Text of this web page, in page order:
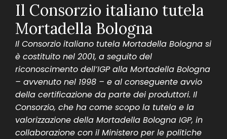
Il Consorzio italiano tutela
Mortadella Bologna
Il Consorzio italiano tutela Mortadella Bologna si
è costituito nel 2001, a seguito del
riconoscimento dell’IGP alla Mortadella Bologna
– avvenuto nel 1998 – e al conseguente avvio
della certificazione da parte dei produttori. Il
Consorzio, che ha come scopo la tutela e la
valorizzazione della Mortadella Bologna IGP, in
collaborazione con il Ministero per le politiche